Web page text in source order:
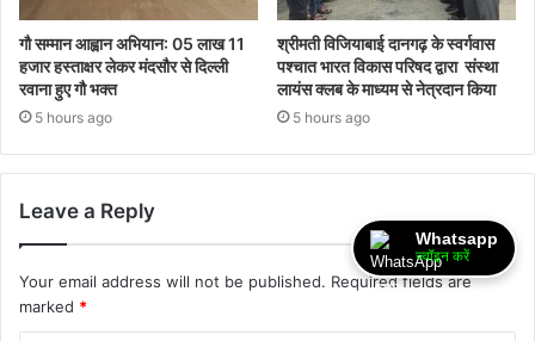
गौ सम्मान आह्वान अभियान: 05 लाख 11
हजार हस्ताक्षर लेकर मंदसौर से दिल्ली
रवाना हुए गौ भक्त
5 hours ago
श्रीमती विजियाबाई दानगढ़ के स्वर्गवास
पश्चात भारत विकास परिषद द्वारा संस्था
लायंस क्लब के माध्यम से नेत्रदान किया
5 hours ago
Leave a Reply
Your email address will not be published. Required fields are
marked *
Whatsapp
ज्वॉइन करें